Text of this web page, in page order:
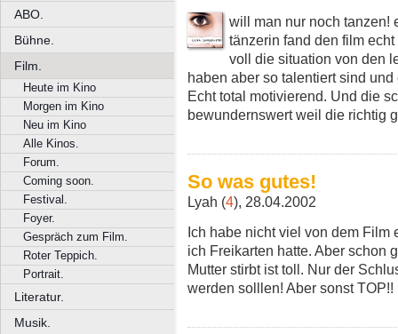
ABO.
Bühne.
Film.
Heute im Kino
Morgen im Kino
Neu im Kino
Alle Kinos.
Forum.
Coming soon.
Festival.
Foyer.
Gespräch zum Film.
Roter Teppich.
Portrait.
Literatur.
Musik.
will man nur noch tanzen!
tänzerin fand den film
voll die situation von den
haben aber so talentiert sind
Echt total motivierend. Und die
bewundernswert weil die richtig
So was gutes!
Lyah (4), 28.04.2002
Ich habe nicht viel von dem Film
ich Freikarten hatte. Aber schon
Mutter stirbt ist toll. Nur der
werden solllen! Aber sonst TOP!!